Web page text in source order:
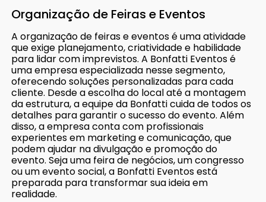
Organização de Feiras e Eventos
A organização de feiras e eventos é uma atividade
que exige planejamento, criatividade e habilidade
para lidar com imprevistos. A Bonfatti Eventos é
uma empresa especializada nesse segmento,
oferecendo soluções personalizadas para cada
cliente. Desde a escolha do local até a montagem
da estrutura, a equipe da Bonfatti cuida de todos os
detalhes para garantir o sucesso do evento. Além
disso, a empresa conta com profissionais
experientes em marketing e comunicação, que
podem ajudar na divulgação e promoção do
evento. Seja uma feira de negócios, um congresso
ou um evento social, a Bonfatti Eventos está
preparada para transformar sua ideia em
realidade.